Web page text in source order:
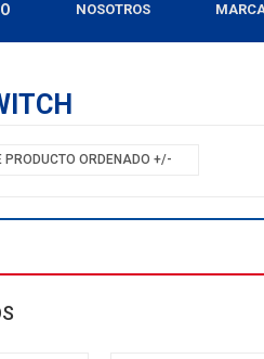
NOSOTROS
PRODUCTO ORDENADO +/-